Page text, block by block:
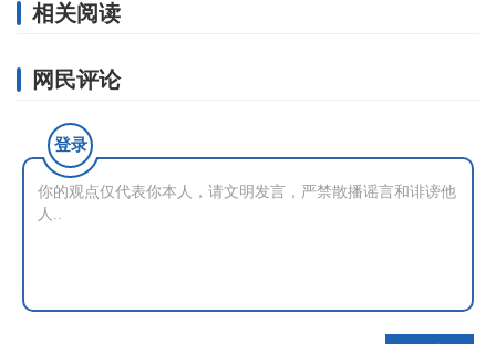
相关阅读
网民评论
登录